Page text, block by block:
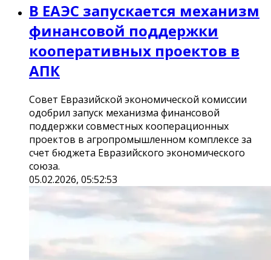
В ЕАЭС запускается механизм
финансовой поддержки
кооперативных проектов в
АПК
Совет Евразийской экономической комиссии
одобрил запуск механизма финансовой
поддержки совместных кооперационных
проектов в агропромышленном комплексе за
счет бюджета Евразийского экономического
союза.
05.02.2026, 05:52:53